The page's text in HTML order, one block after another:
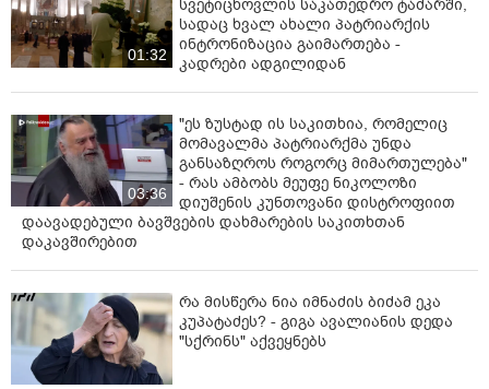
შენი ქონება, დაურიგე გლახაკებს, გამომყევი და
გექნება საუნჯე ცათა შინა“ – ეს უკვე არის გზა
სრულყოფილებისა. აქ კარგად ჩანს ეს ორი მხარე
ქრისტიანული ცხოვრებისა. ეს გზა მოგვიტანეს ჩვენ,
მამებმა.
არის გარკვეული ცნობები, თუ არ ვცდები, წმინდა
გრიგოლ ფერაძე წერდა, ის იკვლევდა ქართულ
მონაზვნობას და როგორც მახსოვს, ერთ ადგილას,
თავის სამეცნიერო ნაშრომში ამბობს, რომ ასურელ
მამებამდე ძალიან იშვიათი კერები იყო
მსგავსი, ასე ვთქვათ, პატარა კრებულები – ერთი, ორი
სამი, ძალიან კანტიკუნტად იყო, მაგრამ ასურელმა
მამებმა მოიტანეს ნამდვილი მონაზვნობა თავისი
მთელი წესით, განგებით და ა. შ. ამან შეცვალა
01:32
სვეტიცხოვლის საკათედრო ტაძარში,
სადაც ხვალ ახალი პატრიარქის
ინტრონიზაცია გაიმართება -
კადრები ადგილიდან
03:36
"ეს ზუსტად ის საკითხია, რომელიც
მომავალმა პატრიარქმა უნდა
განსაზღროს როგორც მიმართულება"
- რას ამბობს მეუფე ნიკოლოზი
დიუშენის კუნთოვანი დისტროფიით
დაავადებული ბავშვების დახმარების საკითხთან
დაკავშირებით
რა მისწერა ნია იმნაძის ბიძამ ეკა
კუპატაძეს? - გიგა ავალიანის დედა
"სქრინს" აქვეყნებს